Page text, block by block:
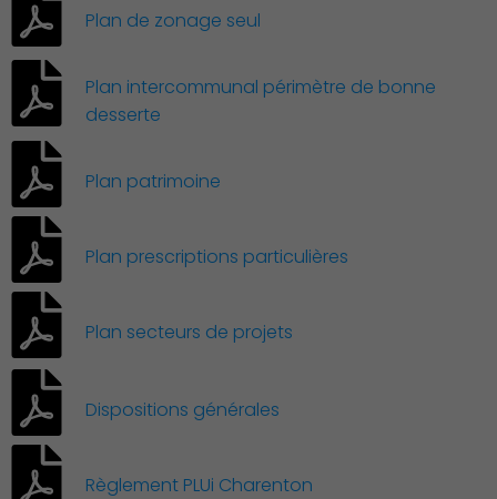
vie
Plan de zonage seul
Plan intercommunal périmètre de bonne
desserte
Plan patrimoine
Plan prescriptions particulières
Plan secteurs de projets
Dispositions générales
Règlement PLUi Charenton